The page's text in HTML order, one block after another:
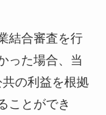
結合審査を行
った場合、当
の利益を根拠
ことができ